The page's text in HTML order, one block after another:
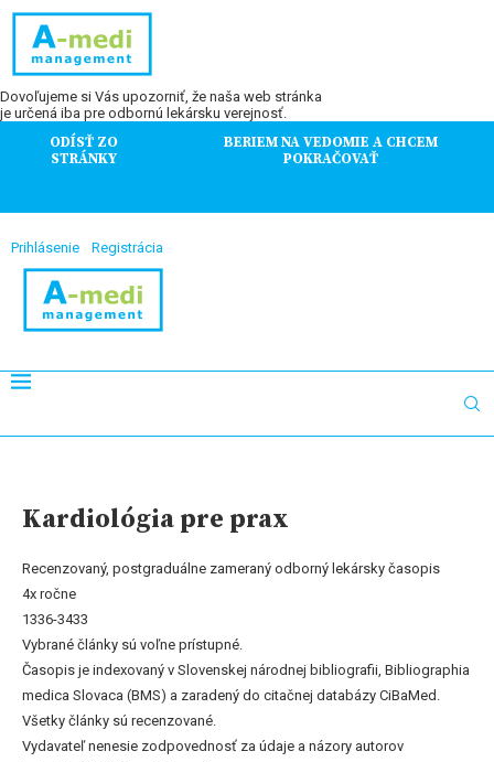
Dovoľujeme si Vás upozorniť, že naša web stránka
je určená iba pre odbornú lekársku verejnosť.
ODÍSŤ ZO
STRÁNKY
BERIEM NA VEDOMIE A CHCEM
POKRAČOVAŤ
Prihlásenie Registrácia
Kardiológia pre prax
Recenzovaný, postgraduálne zameraný odborný lekársky časopis
4x ročne
1336-3433
Vybrané články sú voľne prístupné.
Časopis je indexovaný v Slovenskej národnej bibliografii, Bibliographia
medica Slovaca (BMS) a zaradený do citačnej databázy CiBaMed.
Všetky články sú recenzované.
Vydavateľ nenesie zodpovednosť za údaje a názory autorov